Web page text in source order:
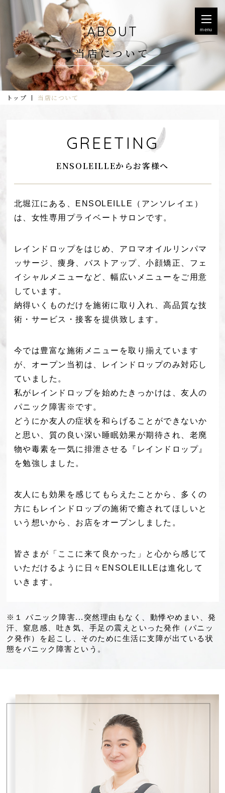
menu
ABOUT
当店について
トップ 当店について
GREETING
ENSOLEILLEからお客様へ
北堀江にある、ENSOLEILLE（アンソレイエ）
は、女性専用プライベートサロンです。
レインドロップをはじめ、アロマオイルリンパマ
ッサージ、 痩身、バストアップ、小顔矯正、フェ
イシャルメニューなど、幅広いメニューをご用意
しています。
納得いくものだけを施術に取り入れ、高品質な技
術・サービス・接客を提供致します。
今では豊富な施術メニューを取り揃えています
が、 オープン当初は、レインドロップのみ対応し
ていました。
私がレインドロップを始めたきっかけは、友人の
パニック障害※です。
どうにか友人の症状を和らげることができないか
と思い、 質の良い深い睡眠効果が期待され、 老廃
物や毒素を一気に排泄させる『レインドロップ』
を勉強しました。
友人にも効果を感じてもらえたことから、多くの
方にもレインドロップの施術で癒されてほしいと
いう想いから、お店をオープンしました。
皆さまが「ここに来て良かった」と心から感じて
いただけるように 日々ENSOLEILLEは進化して
いきます。
※１ パニック障害...突然理由もなく、動悸やめまい、発
汗、窒息感、吐き気、 手足の震えといった発作（パニッ
ク発作）を起こし、 そのために生活に支障が出ている状
態をパニック障害という。